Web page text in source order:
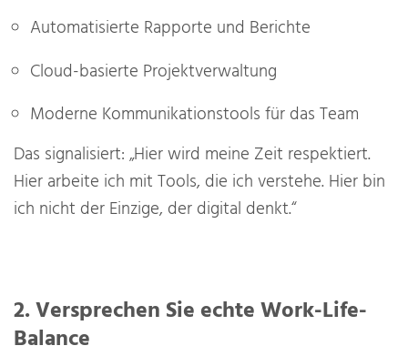
Automatisierte Rapporte und Berichte
Cloud-basierte Projektverwaltung
Moderne Kommunikationstools für das Team
Das signalisiert: „Hier wird meine Zeit respektiert.
Hier arbeite ich mit Tools, die ich verstehe. Hier bin
ich nicht der Einzige, der digital denkt.“
2. Versprechen Sie echte Work-Life-
Balance